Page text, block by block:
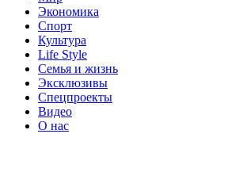
Экономика
Спорт
Культура
Life Style
Семья и жизнь
Эксклюзивы
Спецпроекты
Видео
О нас